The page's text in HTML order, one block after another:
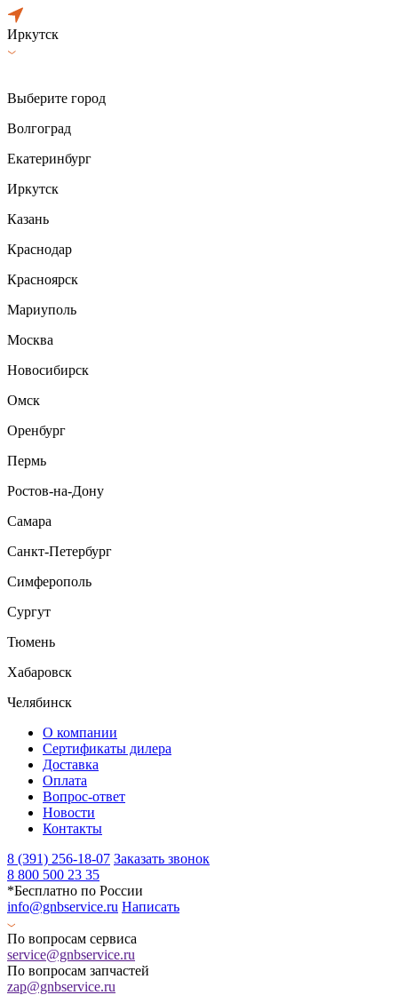
Иркутск
Выберите город
Волгоград
Екатеринбург
Иркутск
Казань
Краснодар
Красноярск
Мариуполь
Москва
Новосибирск
Омск
Оренбург
Пермь
Ростов-на-Дону
Самара
Санкт-Петербург
Симферополь
Сургут
Тюмень
Хабаровск
Челябинск
О компании
Сертификаты дилера
Доставка
Оплата
Вопрос-ответ
Новости
Контакты
8 (391) 256-18-07 Заказать звонок
8 800 500 23 35
*Бесплатно по России
info@gnbservice.ru Написать
По вопросам сервиса
service@gnbservice.ru
По вопросам запчастей
zap@gnbservice.ru